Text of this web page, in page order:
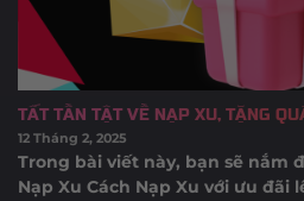
TẤT TẦN TẬT VỀ NẠP XU, TẶNG
12 Tháng 2, 2025
Trong bài viết này, bạn sẽ nắm
Nạp Xu Cách Nạp Xu với ưu đãi